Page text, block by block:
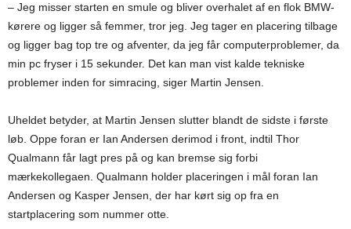
– Jeg misser starten en smule og bliver overhalet af en flok BMW-
kørere og ligger så femmer, tror jeg. Jeg tager en placering tilbage
og ligger bag top tre og afventer, da jeg får computerproblemer, da
min pc fryser i 15 sekunder. Det kan man vist kalde tekniske
problemer inden for simracing, siger Martin Jensen.
Uheldet betyder, at Martin Jensen slutter blandt de sidste i første
løb. Oppe foran er Ian Andersen derimod i front, indtil Thor
Qualmann får lagt pres på og kan bremse sig forbi
mærkekollegaen. Qualmann holder placeringen i mål foran Ian
Andersen og Kasper Jensen, der har kørt sig op fra en
startplacering som nummer otte.